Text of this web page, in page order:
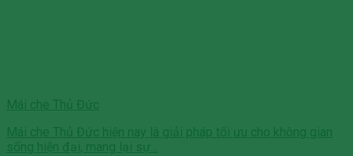
Mái che Thủ Đức
Mái che Thủ Đức hiện nay là giải pháp tối ưu cho không gian
sống hiện đại, mang lại sự...